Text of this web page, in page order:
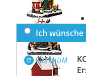
Ich